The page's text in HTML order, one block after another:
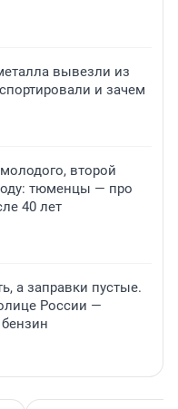
вывезли из
и зачем
второй
тюменцы — про
40 лет
а заправки пустые.
России —